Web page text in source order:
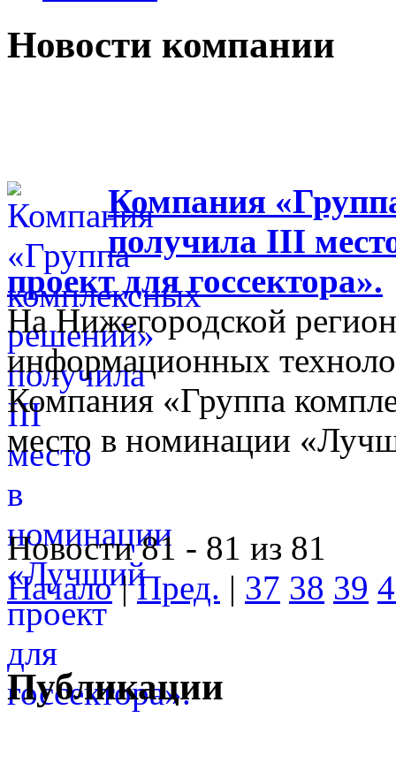
Новости компании
Компания
получила III
проект для госсектора».
На Нижегородской
информационных
Компания «Группа
место в номинации
Новости 81 - 81 из 81
Начало|Пред. | 37 38 39
Публикации